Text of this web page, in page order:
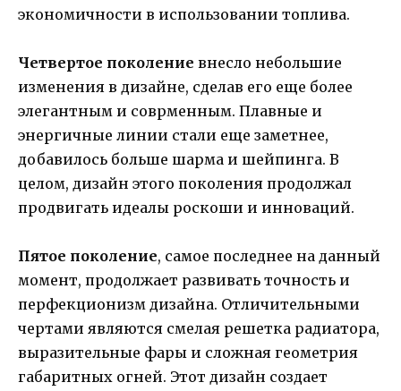
экономичности в использовании топлива.
Четвертое поколение внесло небольшие
изменения в дизайне, сделав его еще более
элегантным и соврменным. Плавные и
энергичные линии стали еще заметнее,
добавилось больше шарма и шейпинга. В
целом, дизайн этого поколения продолжал
продвигать идеалы роскоши и инноваций.
Пятое поколение, самое последнее на данный
момент, продолжает развивать точность и
перфекционизм дизайна. Отличительными
чертами являются смелая решетка радиатора,
выразительные фары и сложная геометрия
габаритных огней. Этот дизайн создает